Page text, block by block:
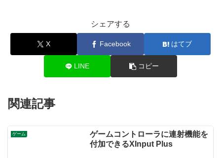
シェアする
X Facebook はてブ
LINE コピー
関連記事
ゲーム
ゲームコントローラに連射機能を
付加できるXInput Plus